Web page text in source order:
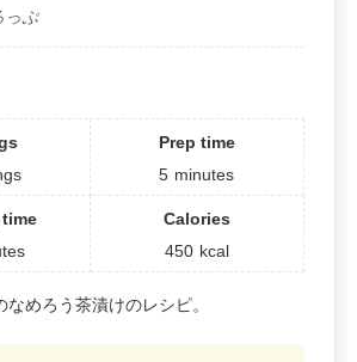
っぷ
Prep time
5 minutes
Calories
450 kcal
めろう茶漬けのレシピ。